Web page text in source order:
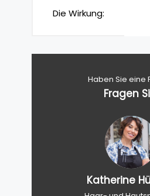
Die Wirkung:
Haben Sie eine
Fragen
Katherine